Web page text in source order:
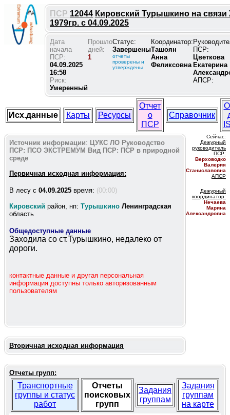
ПСР 12044 Кировский Турышкино на
1979гр. с 04.09.2025
Дата
начала
ПСР:
04.09.2025
16:58
Риск:
Умеренный
Прошло
дней:
1
Статус:
Завершены
отчеты
проверены и
утверждены
Координатор:
Ташоян
Анна
Феликсовна
ПСР:
Цветкова
Екатерина
АПСР:
Исх.данные Карты Ресурсы
Отчет
о
ПСР
Справочник
Источник информации: ЦУКС ЛО Руководство
ПСР: ПСО ЭКСТРЕМУМ Вид ПСР: ПСР в природной
среде
Первичная исходная информация:
В лесу c 04.09.2025 время: (00:00)
Кировский район, нп: Турышкино Ленинградская
область
Общедоступные данные
Заходила со ст.Турышкино, недалеко от
дороги.
контактные данные и другая персональная
информация доступны только авторизованным
пользователям
Сейчас:
Дежурный
руководитель
ПСР:
Верховодко
Валерия
Станиславовна
АПСР
Дежурный
координатор:
Нечаева
Марина
Александровна
Вторичная исходная информация
Отчеты групп:
Транспортные
группы и статус
работ
Отчеты
поисковых
групп
Задания
группам
Задания
группам
на карте